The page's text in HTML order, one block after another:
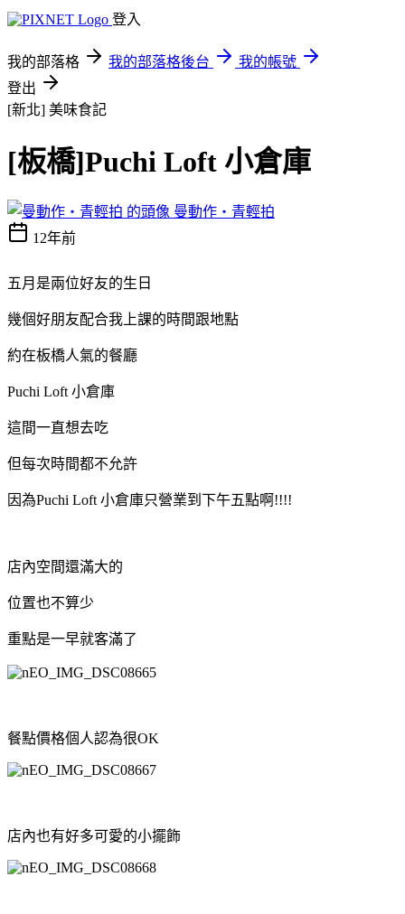
登入
我的部落格 我的部落格後台
我的帳號
登出
[新北] 美味食記
[板橋]Puchi Loft 小倉庫
曼動作‧青輕拍
12年前
五月是兩位好友的生日
幾個好朋友配合我上課的時間跟地點
約在板橋人氣的餐廳
Puchi Loft 小倉庫
這間一直想去吃
但每次時間都不允許
因為Puchi Loft 小倉庫只營業到下午五點啊!!!!
店內空間還滿大的
位置也不算少
重點是一早就客滿了
餐點價格個人認為很OK
店內也有好多可愛的小擺飾